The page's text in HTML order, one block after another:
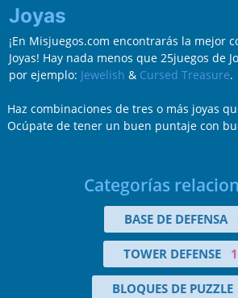
Joyas
¡En Misjuegos.com encontrarás la mejor
Joyas! Hay nada menos que 25juegos de
por ejemplo: Jewelish & Cursed Treasure.
Haz combinaciones de tres o más joyas
Ocúpate de tener un buen puntaje con
Categorías
BASE DE DEFENSA
TOWER DEFENSE
BLOQUES DE PUZZLE